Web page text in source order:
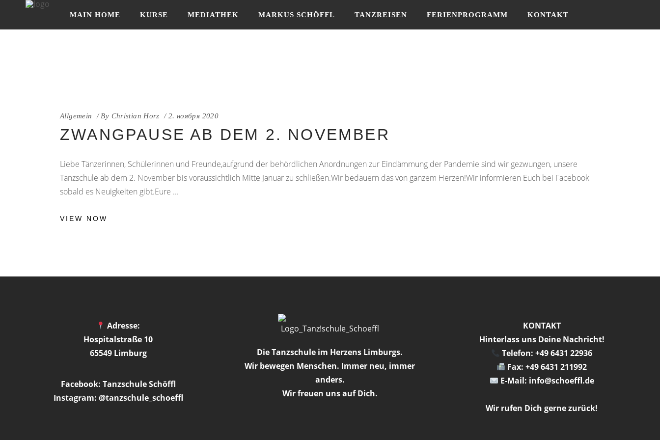
MAIN HOME KURSE MEDIATHEK MARKUS SCHÖFFL TANZREISEN FERIENPROGRAMM KONTAKT
Allgemein By Christian Horz 2. ноября 2020
ZWANGPAUSE AB DEM 2. NOVEMBER
Liebe Tänzerinnen, Schülerinnen und Freunde,aufgrund der behördlichen Anordnungen zur Eindämmung der Pandemie sind wir gezwungen, unsere
Tanzschule ab dem 2. November bis voraussichtlich Mitte Januar zu schließen.Wir bedauern das von ganzem Herzen!Wir informieren Euch bei Facebook
sobald es Neuigkeiten gibt.Eure
VIEW NOW
Adresse:
Hospitalstraße 10
65549 Limburg
Facebook: Tanzschule Schöffl
Instagram: @tanzschule_schoeffl
Die Tanzschule im Herzens Limburgs.
Wir bewegen Menschen. Immer neu, immer
anders.
Wir freuen uns auf Dich.
KONTAKT
Hinterlass uns Deine Nachricht!
Telefon: +49 6431 22936
Fax: +49 6431 211992
E-Mail: info@schoeffl.de
Wir rufen Dich gerne zurück!